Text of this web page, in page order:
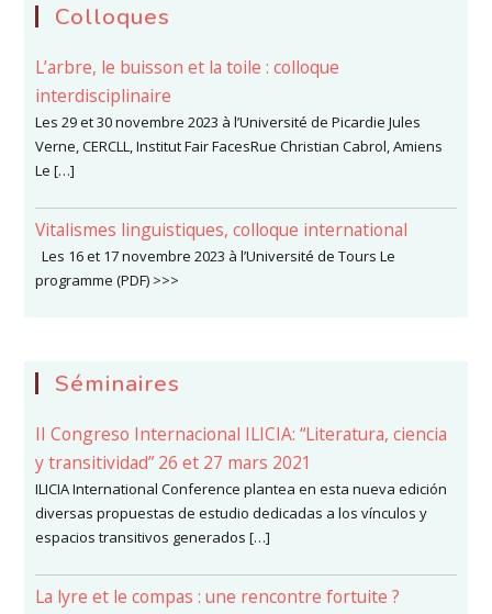
Colloques
L’arbre, le buisson et la toile : colloque
interdisciplinaire
Les 29 et 30 novembre 2023 à l’Université de Picardie Jules
Verne, CERCLL, Institut Fair FacesRue Christian Cabrol, Amiens
Le […]
Vitalismes linguistiques, colloque international
Les 16 et 17 novembre 2023 à l’Université de Tours Le
programme (PDF) >>>
Séminaires
II Congreso Internacional ILICIA: “Literatura, ciencia
y transitividad” 26 et 27 mars 2021
ILICIA International Conference plantea en esta nueva edición
diversas propuestas de estudio dedicadas a los vínculos y
espacios transitivos generados […]
La lyre et le compas : une rencontre fortuite ?